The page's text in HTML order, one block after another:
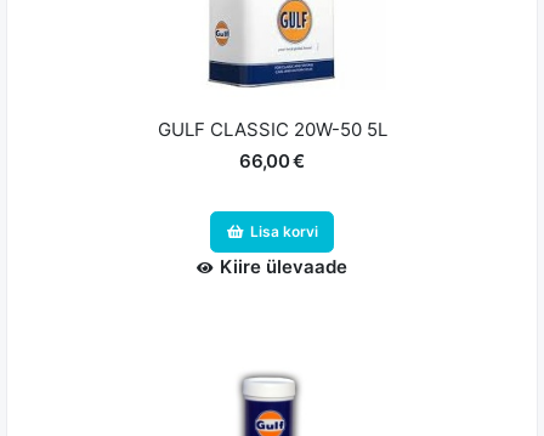
GULF CLASSIC 20W-50 5L
66,00 €
Lisa korvi
Kiire ülevaade